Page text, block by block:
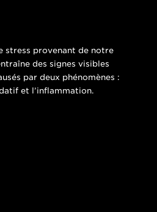
stress provenant de notre
des signes visibles
par deux phénomènes :
et l’inflammation.